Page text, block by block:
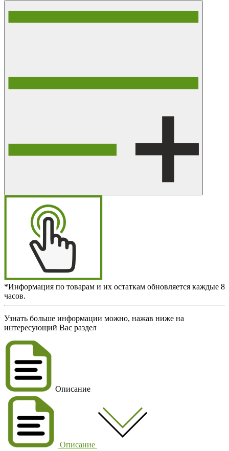
*Информация по товарам и их остаткам обновляется каждые 8
часов.
Узнать больше информации можно, нажав ниже на
интересующий Вас раздел
Описание
Описание